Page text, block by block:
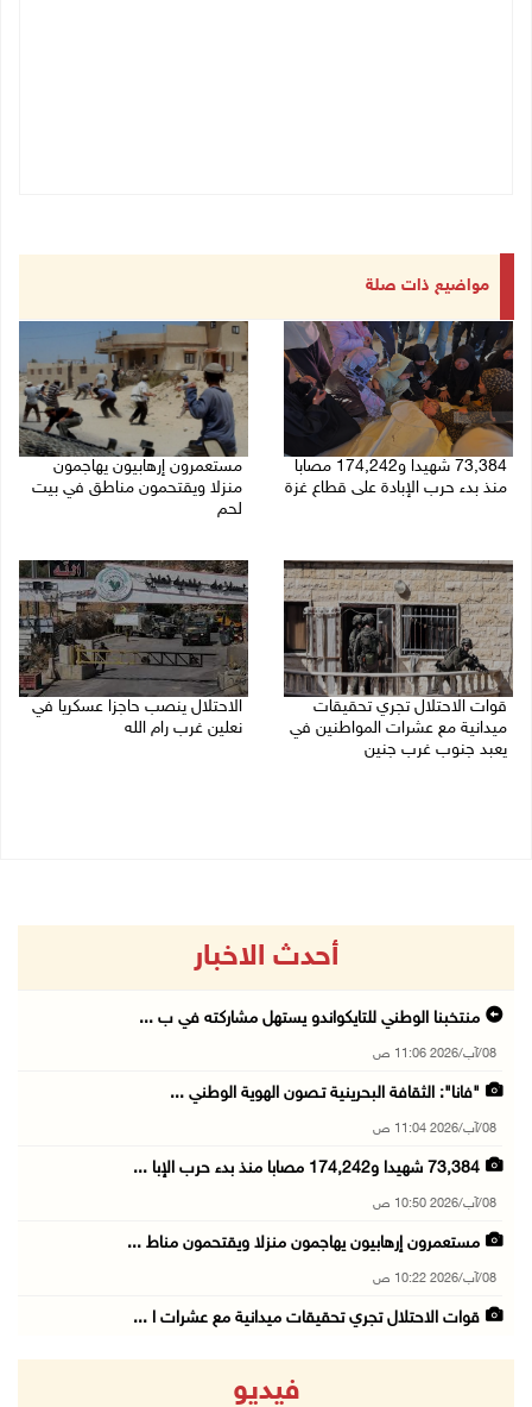
مواضيع ذات صلة
73,384 شهيدا و174,242 مصابا
منذ بدء حرب الإبادة على قطاع غزة
مستعمرون إرهابيون يهاجمون
منزلا ويقتحمون مناطق في بيت
لحم
قوات الاحتلال تجري تحقيقات
ميدانية مع عشرات المواطنين في
يعبد جنوب غرب جنين
الاحتلال ينصب حاجزا عسكريا في
نعلين غرب رام الله
أحدث الاخبار
منتخبنا الوطني للتايكواندو يستهل مشاركته في ب ...
08/آب/2026 11:06 ص
"فانا": الثقافة البحرينية تـصون الهوية الوطني ...
08/آب/2026 11:04 ص
73,384 شهيدا و174,242 مصابا منذ بدء حرب الإبا ...
08/آب/2026 10:50 ص
مستعمرون إرهابيون يهاجمون منزلا ويقتحمون مناط ...
08/آب/2026 10:22 ص
قوات الاحتلال تجري تحقيقات ميدانية مع عشرات ا ...
تقرير: خطاب الكراهية والتحريض يتصاعد في أوساط ...
فيديو